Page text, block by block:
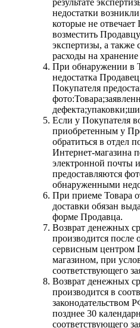
недостатки возникли
которые не
возместить
экспертизы, а также
расходы на
При обнаружении в
недостатка
Покупателя
Если у Покупателя
приобретенным у
обратиться в отдел
Интернет-магазина
электронной почты
предоставляются
обнаруженными
При приеме Товара
доставки обязан
форме Продавца.
Возврат денежных
производится после
сервисным центром
магазином, при
соответствующего
Возврат денежных
производится в
законодательством
позднее 30
соответствующего